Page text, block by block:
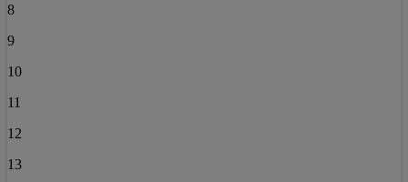
8
9
10
11
12
13